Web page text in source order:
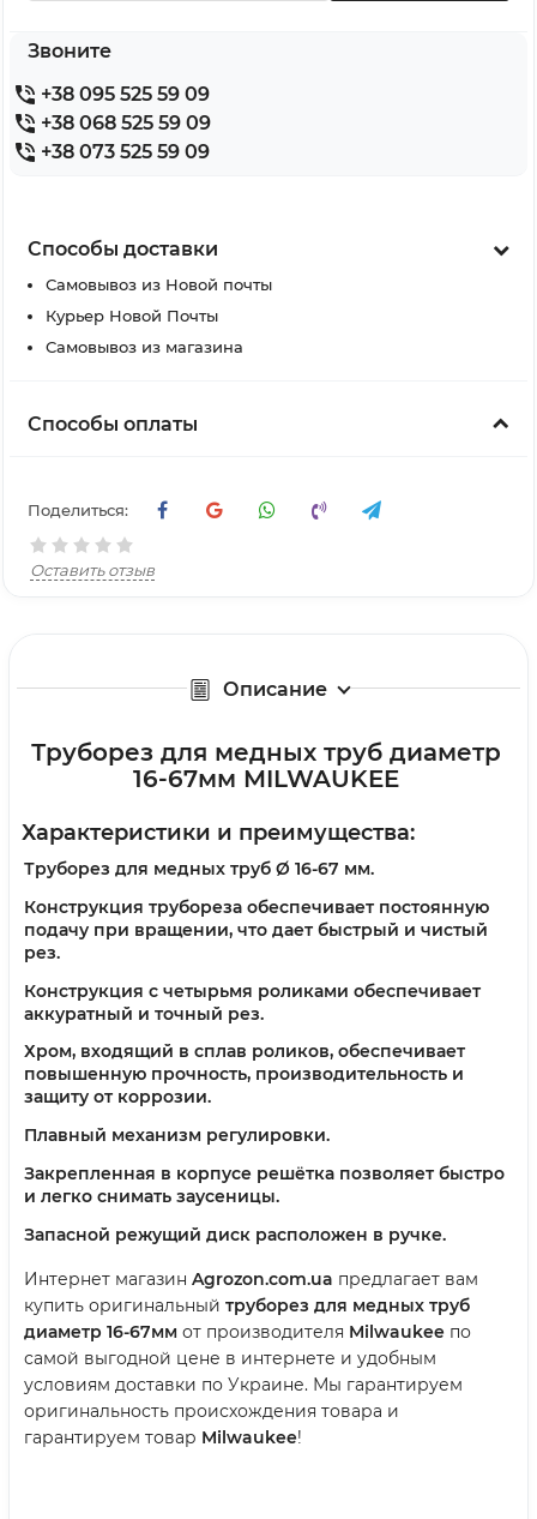
Звоните
+38 095 525 59 09
+38 068 525 59 09
+38 073 525 59 09
Способы доставки
Самовывоз из Новой почты
Курьер Новой Почты
Самовывоз из магазина
Способы оплаты
Поделиться:
Оставить отзыв
Описание
Труборез для медных труб диаметр
16-67мм MILWAUKEE
Характеристики и преимущества:
Труборез для медных труб Ø 16-67 мм.
Конструкция трубореза обеспечивает постоянную
подачу при вращении, что дает быстрый и чистый
рез.
Конструкция с четырьмя роликами обеспечивает
аккуратный и точный рез.
Хром, входящий в сплав роликов, обеспечивает
повышенную прочность, производительность и
защиту от коррозии.
Плавный механизм регулировки.
Закрепленная в корпусе решётка позволяет быстро
и легко снимать заусеницы.
Запасной режущий диск расположен в ручке.
Интернет магазин Agrozon.com.ua предлагает вам
купить оригинальный труборез для медных труб
диаметр 16-67мм от производителя Milwaukee по
самой выгодной цене в интернете и удобным
условиям доставки по Украине. Мы гарантируем
оригинальность происхождения товара и
гарантируем товар Milwaukee!